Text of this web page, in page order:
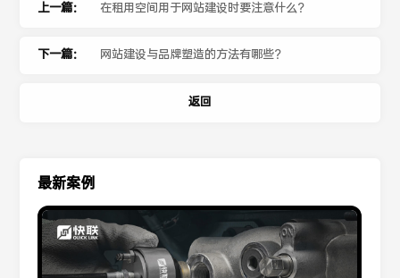
上一篇： 在租用空间用于网站建设时要注意什么？
下一篇： 网站建设与品牌塑造的方法有哪些？
返回
最新案例